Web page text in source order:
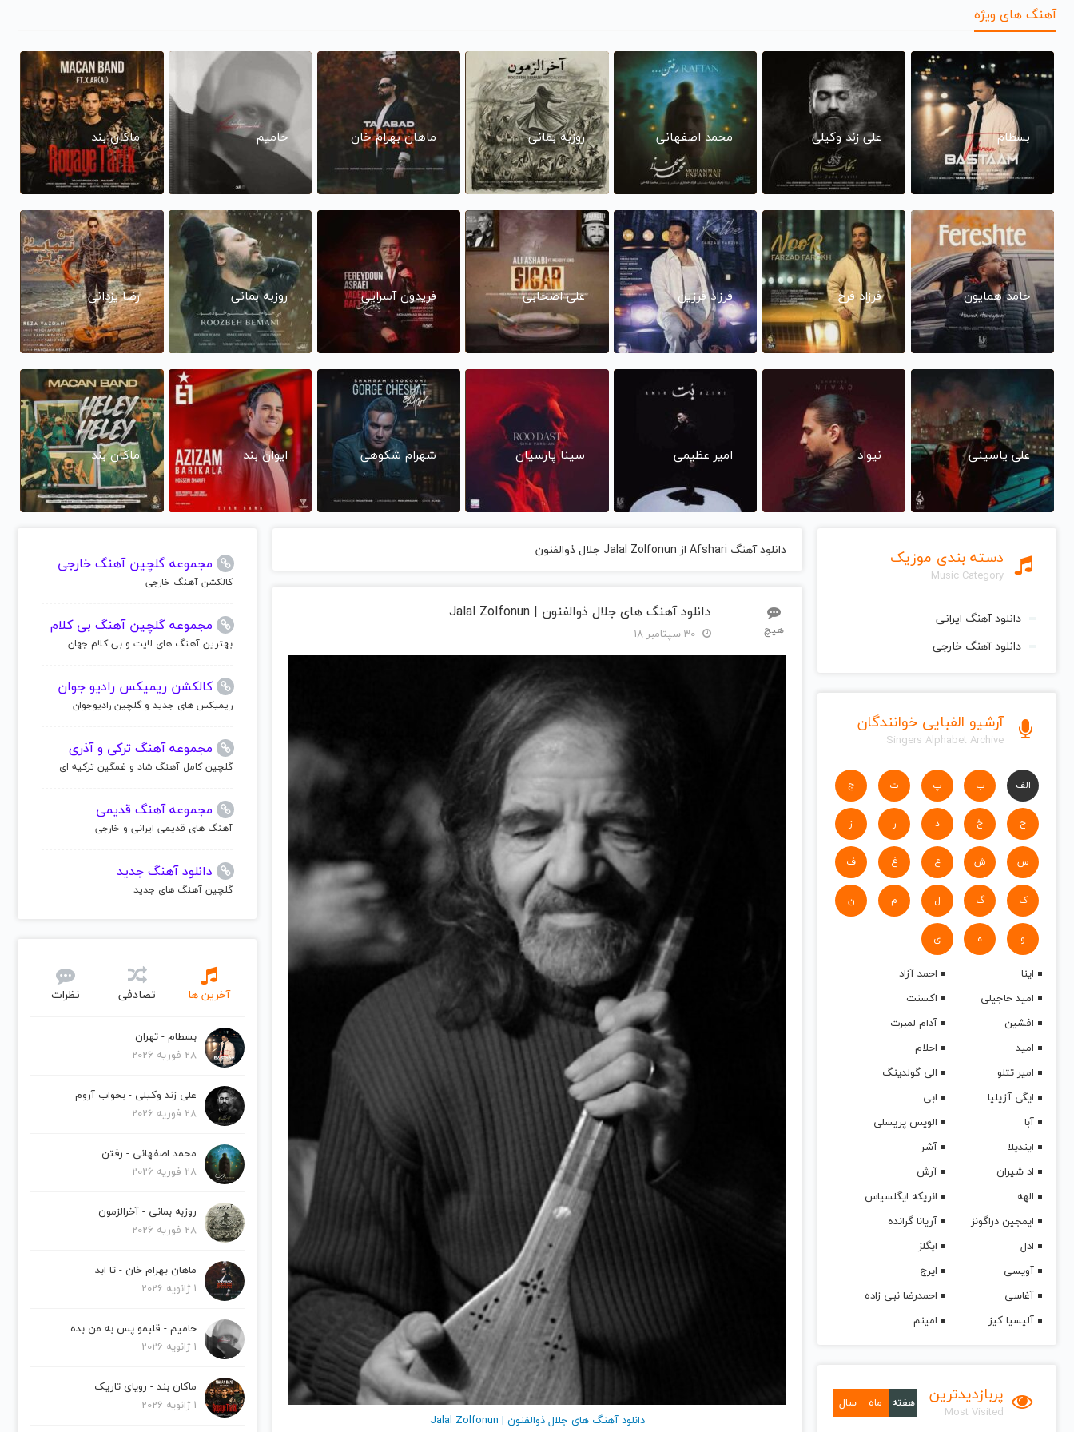
آهنگ های ویژه
بسطام علی زند وکیلی محمد اصفهانی روزبه بمانی ماهان بهرام خان حامیم ماکان بند
حامد همایون فرزاد فرخ فرزاد فرزین علی اصحابی فریدون آسرایی روزبه بمانی رضا یزدانی
علی یاسینی نیواد امیر عظیمی سینا پارسیان شهرام شکوهی ایوان بند ماکان بند
دسته بندی موزیک
Music Category
دانلود آهنگ ایرانی
دانلود آهنگ خارجی
آرشیو الفبایی خوانندگان
Singers Alphabet Archive
الف ب پ ت ج
ح خ د ر ز
س ش ع غ ف
ک گ ل م ن
و ه ی
اینا
احمد آزاد
امید حاجیلی
اکسنت
افشین
آدام لمبرت
امید
احلام
امیر تتلو
الی گولدینگ
ایگی آزیلیا
ابی
آبا
الویس پریسلی
ایندیلا
آشر
اد شیران
آرش
الهه
انریکه ایگلسیاس
ایمجین دراگونز
آریانا گرانده
ادل
ایگلز
آویسی
ایرج
آغاسی
احمدرضا نبی زاده
آلیسیا کیز
امینم
پربازدیدترین
Most Visited
هفته ماه سال
دانلود آهنگ Afshari از Jalal Zolfonun جلال ذوالفنون
هیچ
دانلود آهنگ های جلال ذوالفنون | Jalal Zolfonun
دانلود آهنگ های جلال ذوالفنون | Jalal Zolfonun
مجموعه گلچین آهنگ خارجی
کالکشن آهنگ خارجی
مجموعه گلچین آهنگ بی کلام
بهترین آهنگ های لایت و بی کلام جهان
کالکشن ریمیکس رادیو جوان
ریمیکس های جدید و گلچین رادیوجوان
مجموعه آهنگ ترکی و آذری
گلچین کامل آهنگ شاد و غمگین ترکیه ای
مجموعه آهنگ قدیمی
آهنگ های قدیمی ایرانی و خارجی
دانلود آهنگ جدید
گلچین آهنگ های جدید
آخرین ها تصادفی نظرات
بسطام - تهران
28 فوریه 2026
علی زند وکیلی - بخواب آروم
28 فوریه 2026
محمد اصفهانی - رفتن
28 فوریه 2026
روزبه بمانی - آخرالزمون
28 فوریه 2026
ماهان بهرام خان - تا ابد
1 ژانویه 2026
حامیم - قلبمو پس به من بده
1 ژانویه 2026
ماکان بند - رویای تاریک
1 ژانویه 2026